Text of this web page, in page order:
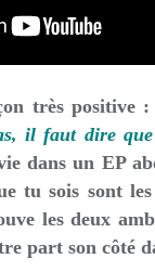
très positive :
il faut dire que
dans un EP
tu sois sont
les deux
part son côté